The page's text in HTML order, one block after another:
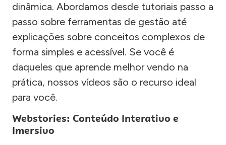
dinâmica. Abordamos desde tutoriais passo a
passo sobre ferramentas de gestão até
explicações sobre conceitos complexos de
forma simples e acessível. Se você é
daqueles que aprende melhor vendo na
prática, nossos vídeos são o recurso ideal
para você.
Webstories: Conteúdo Interativo e
Imersivo